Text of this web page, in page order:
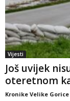
Vijesti
Još uvijek
oteretnom
Kronike Velike Gorice